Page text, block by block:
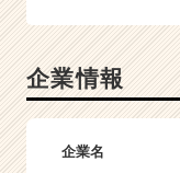
企業情報
企業名